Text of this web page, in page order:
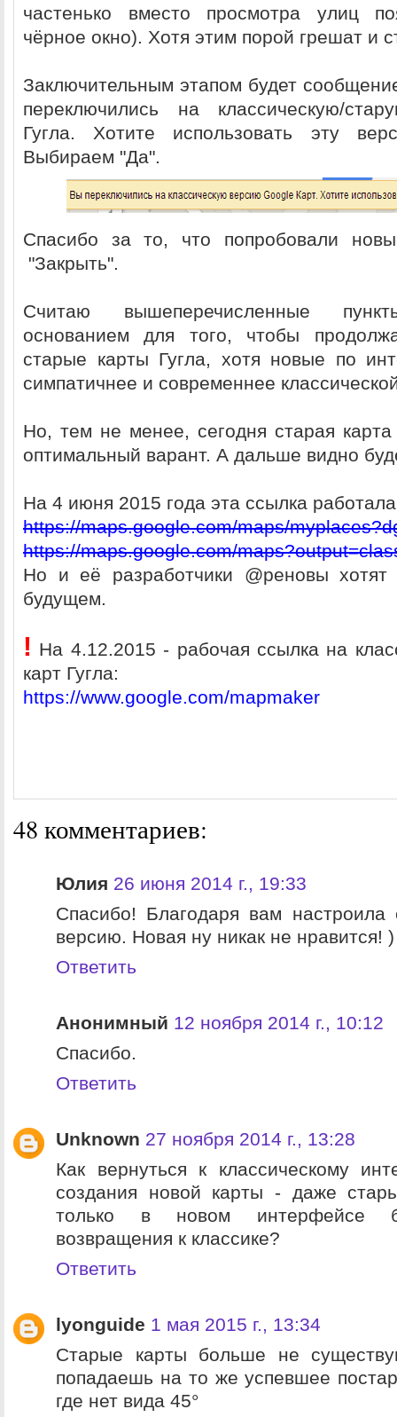
частенько вместо просмотра улиц
чёрное окно). Хотя этим порой грешат и
Заключительным этапом будет
переключились на классическую/
Гугла. Хотите использовать эту
Выбираем "Да".
Спасибо за то, что попробовали
"Закрыть".
Считаю вышеперечисленные
основанием для того, чтобы
старые карты Гугла, хотя новые по
симпатичнее и современнее
Но, тем не менее, сегодня старая
оптимальный варант. А дальше видно
На 4 июня 2015 года эта ссылка
https://maps.google.com/maps/
https://maps.google.com/
Но и её разработчики @реновы хотят
будущем.
! На 4.12.2015 - рабочая ссылка на
карт Гугла:
https://www.google.com/mapmaker
48 комментариев:
Юлия 26 июня 2014 г., 19:33
Спасибо! Благодаря вам
версию. Новая ну никак не нравится! )
Ответить
Анонимный 12 ноября 2014 г., 10:12
Спасибо.
Ответить
Unknown 27 ноября 2014 г., 13:28
Как вернуться к классическому
создания новой карты - даже
только в новом интерфейсе
возвращения к классике?
Ответить
lyonguide 1 мая 2015 г., 13:34
Старые карты больше не
попадаешь на то же успевшее
где нет вида 45°